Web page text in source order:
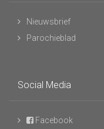
Nieuwsbrief
Parochieblad
Social Media
Facebook